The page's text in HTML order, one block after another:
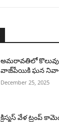
అమరావతిలో
వాజ్‌పేయికి ఘన
December 25, 2025
క్రిస్మస్ వేళ ట్రంప్